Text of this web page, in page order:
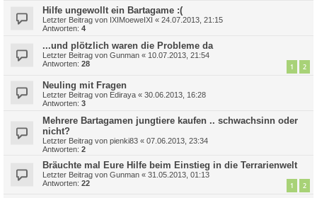
Hilfe ungewollt ein Bartagame :(
Letzter Beitrag von IXIMoeweIXI « 24.07.2013, 21:15
Antworten: 4
...und plötzlich waren die Probleme da
Letzter Beitrag von Gunman « 10.07.2013, 21:54
Antworten: 28 1 2
Neuling mit Fragen
Letzter Beitrag von Ediraya « 30.06.2013, 16:28
Antworten: 3
Mehrere Bartagamen jungtiere kaufen .. schwachsinn oder
nicht?
Letzter Beitrag von pienki83 « 07.06.2013, 23:34
Antworten: 2
Bräuchte mal Eure Hilfe beim Einstieg in die Terrarienwelt
Letzter Beitrag von Gunman « 31.05.2013, 01:13
Antworten: 22 1 2